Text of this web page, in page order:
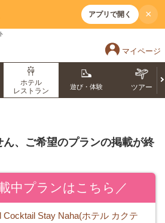
アプリで開く ×
マイページ
ホテル
レストラン
遊び・体験 ツアー
、ご希望のプランの掲載が終
中プランはこちら／
Cocktail Stay Naha(ホテル カクテ